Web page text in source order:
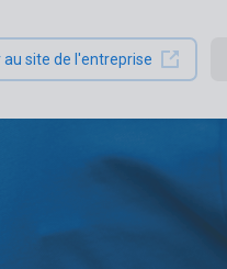
au site de l'entreprise